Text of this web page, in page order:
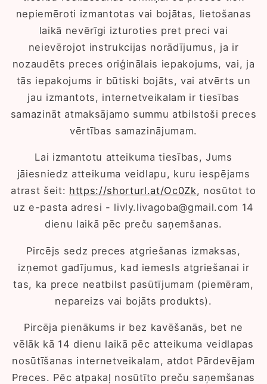
nepiemēroti izmantotas vai bojātas, lietošanas
laikā nevērīgi izturoties pret preci vai
neievērojot instrukcijas norādījumus, ja ir
nozaudēts preces oriģinālais iepakojums, vai, ja
tās iepakojums ir būtiski bojāts, vai atvērts un
jau izmantots, internetveikalam ir tiesības
samazināt atmaksājamo summu atbilstoši preces
vērtības samazinājumam.
Lai izmantotu atteikuma tiesības, Jums
jāiesniedz atteikuma veidlapu, kuru iespējams
atrast šeit: https://shorturl.at/Oc0Zk, nosūtot to
uz e-pasta adresi - livly.livagoba@gmail.com 14
dienu laikā pēc preču saņemšanas.
Pircējs sedz preces atgriešanas izmaksas,
izņemot gadījumus, kad iemesls atgriešanai ir
tas, ka prece neatbilst pasūtījumam (piemēram,
nepareizs vai bojāts produkts).
Pircēja pienākums ir bez kavēšanās, bet ne
vēlāk kā 14 dienu laikā pēc atteikuma veidlapas
nosūtīšanas internetveikalam, atdot Pārdevējam
Preces. Pēc atpakaļ nosūtīto preču saņemšanas